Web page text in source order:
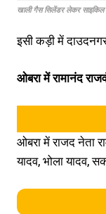
खाली गैस सिलेंडर लेकर साइकिल
इसी कड़ी में
ओबरा में रामानंद
ओबरा में राजद नेता
यादव, भोला यादव,